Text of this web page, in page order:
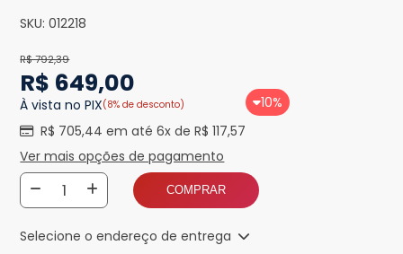
SKU: 012218
R$ 792,39
R$ 649,00
À vista no PIX(8% de desconto)
R$ 705,44 em até 6x de R$ 117,57
Ver mais opções de pagamento
10%
COMPRAR
Selecione o endereço de entrega